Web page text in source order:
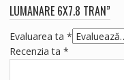
LUMANARE 6X7.8 TRAN”
Evaluarea ta *
Recenzia ta *